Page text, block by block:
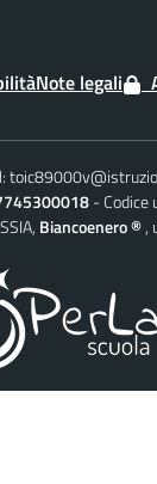
Note legali
Codice
Biancoenero ® ,